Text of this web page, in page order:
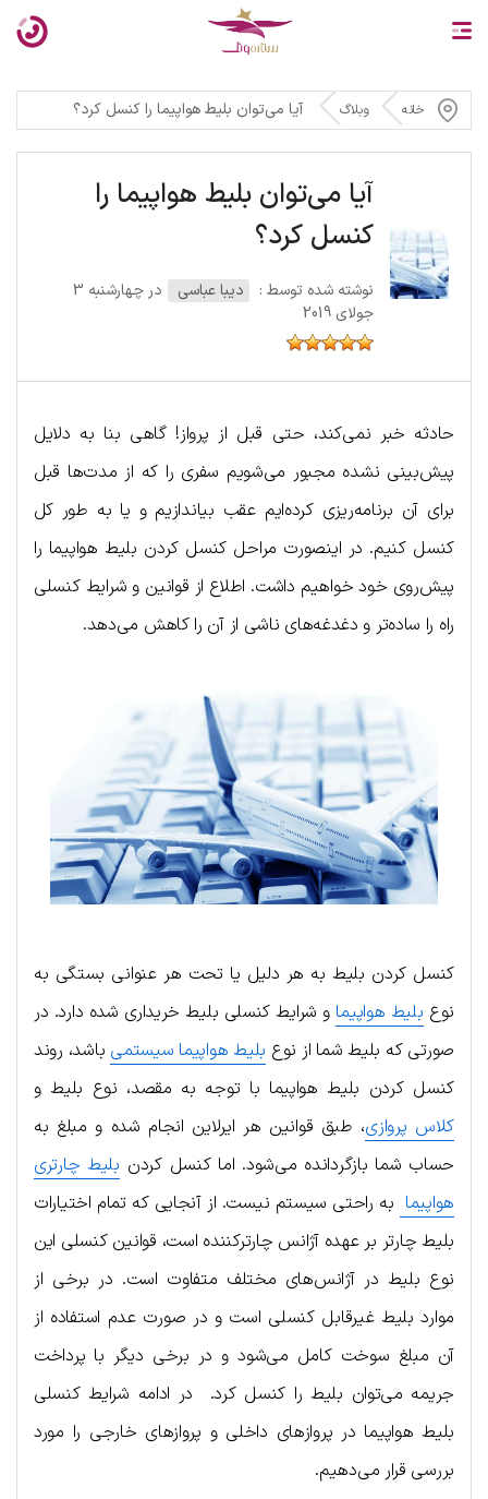
خانه وبلاگ آیا می‌توان بلیط هواپیما را کنسل کرد؟
آیا می‌توان بلیط هواپیما را
کنسل کرد؟
نوشته شده توسط : دیبا عباسی
در چهارشنبه 3
جولای 2019
حادثه خبر نمی‌کند، حتی قبل از پرواز! گاهی بنا به دلایل
پیش‌بینی نشده مجبور می‌شویم سفری را که از مدت‌ها قبل
برای آن برنامه‌ریزی کرده‌ایم عقب بیاندازیم و یا به طور کل
کنسل کنیم. در اینصورت مراحل کنسل کردن بلیط هواپیما را
پیش‌روی خود خواهیم داشت. اطلاع از قوانین و شرایط کنسلی
راه را ساده‌تر و دغدغه‌های ناشی از آن را کاهش می‌دهد.
کنسل کردن بلیط به هر دلیل یا تحت هر عنوانی بستگی به
نوع بلیط هواپیما و شرایط کنسلی بلیط خریداری شده دارد. در
صورتی که بلیط شما از نوع بلیط هواپیما سیستمی باشد، روند
کنسل کردن بلیط هواپیما با توجه به مقصد، نوع بلیط و
کلاس پروازی، طبق قوانین هر ایرلاین انجام شده و مبلغ به
حساب شما بازگردانده می‌شود. اما کنسل کردن بلیط چارتری
هواپیما به راحتی سیستم نیست. از آنجایی که تمام اختیارات
بلیط چارتر بر عهده آژانس چارترکننده است، قوانین کنسلی این
نوع بلیط در آژانس‌های مختلف متفاوت است. در برخی از
موارد بلیط غیرقابل کنسلی است و در صورت عدم استفاده از
آن مبلغ سوخت کامل می‌شود و در برخی دیگر با پرداخت
جریمه می‌توان بلیط را کنسل کرد. در ادامه شرایط کنسلی
بلیط هواپیما در پروازهای داخلی و پروازهای خارجی را مورد
بررسی قرار می‌دهیم.